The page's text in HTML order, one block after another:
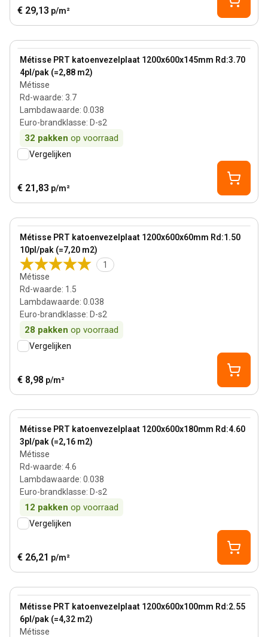
€ 29,13 p/m²
Métisse PRT katoenvezelplaat 1200x600x145mm Rd:3.70
4pl/pak (=2,88 m2)
Métisse
Rd-waarde: 3.7
Lambdawaarde: 0.038
Euro-brandklasse: D-s2
32 pakken op voorraad
View product
Vergelijken
€ 21,83 p/m²
Métisse PRT katoenvezelplaat 1200x600x60mm Rd:1.50
10pl/pak (=7,20 m2)
1
Métisse
Rd-waarde: 1.5
Lambdawaarde: 0.038
Euro-brandklasse: D-s2
28 pakken op voorraad
View product
Vergelijken
€ 8,98 p/m²
Métisse PRT katoenvezelplaat 1200x600x180mm Rd:4.60
3pl/pak (=2,16 m2)
Métisse
Rd-waarde: 4.6
Lambdawaarde: 0.038
Euro-brandklasse: D-s2
12 pakken op voorraad
View product
Vergelijken
€ 26,21 p/m²
Métisse PRT katoenvezelplaat 1200x600x100mm Rd:2.55
6pl/pak (=4,32 m2)
Métisse
View product